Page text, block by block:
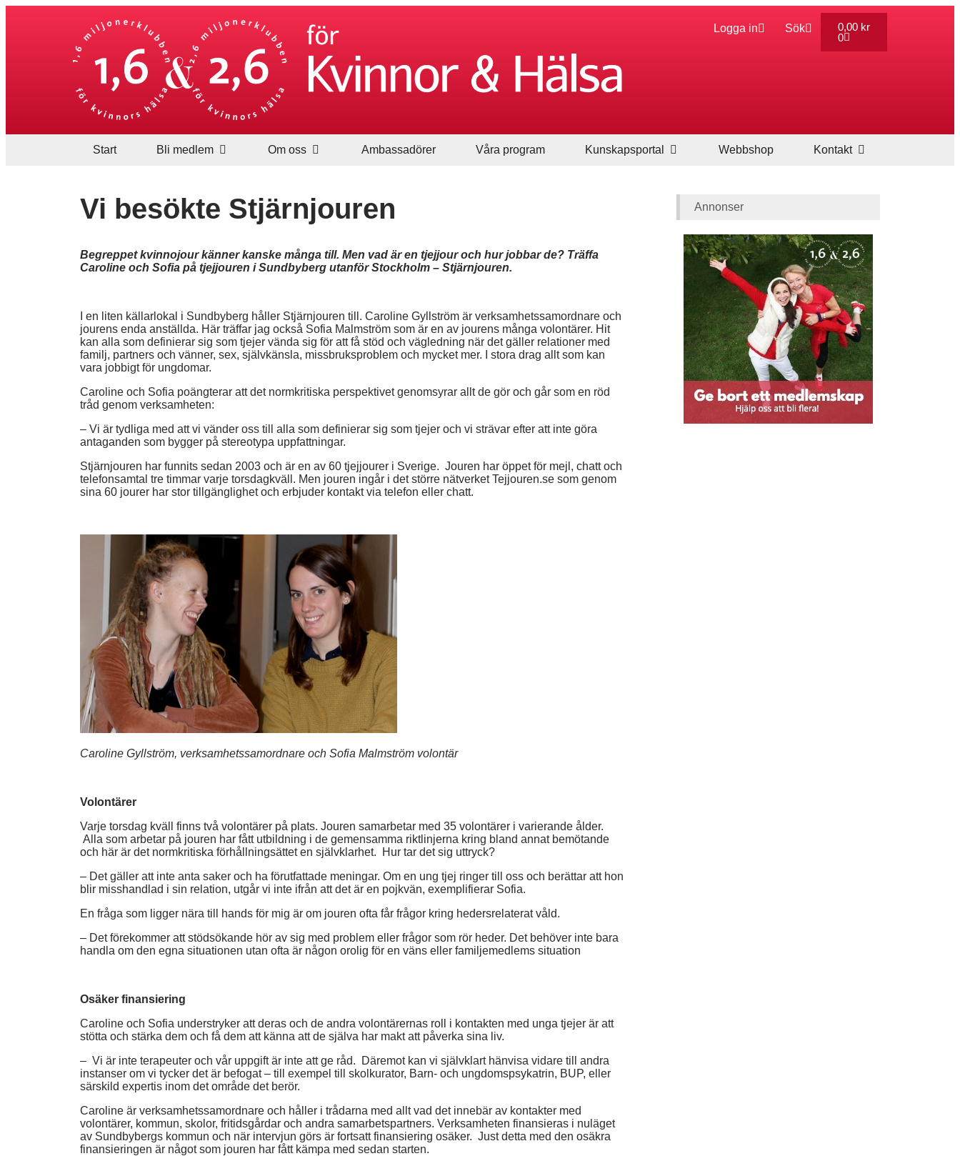
Logga in Sök 0,00 kr
0
Start Bli medlem Om oss Ambassadörer Våra program Kunskapsportal Webbshop Kontakt
Vi besökte Stjärnjouren
Begreppet kvinnojour känner kanske många till. Men vad är en tjejjour och hur jobbar de? Träffa
Caroline och Sofia på tjejjouren i Sundbyberg utanför Stockholm – Stjärnjouren.
I en liten källarlokal i Sundbyberg håller Stjärnjouren till. Caroline Gyllström är verksamhetssamordnare och
jourens enda anställda. Här träffar jag också Sofia Malmström som är en av jourens många volontärer. Hit
kan alla som definierar sig som tjejer vända sig för att få stöd och vägledning när det gäller relationer med
familj, partners och vänner, sex, självkänsla, missbruksproblem och mycket mer. I stora drag allt som kan
vara jobbigt för ungdomar.
Caroline och Sofia poängterar att det normkritiska perspektivet genomsyrar allt de gör och går som en röd
tråd genom verksamheten:
– Vi är tydliga med att vi vänder oss till alla som definierar sig som tjejer och vi strävar efter att inte göra
antaganden som bygger på stereotypa uppfattningar.
Stjärnjouren har funnits sedan 2003 och är en av 60 tjejjourer i Sverige. Jouren har öppet för mejl, chatt och
telefonsamtal tre timmar varje torsdagkväll. Men jouren ingår i det större nätverket Tejjouren.se som genom
sina 60 jourer har stor tillgänglighet och erbjuder kontakt via telefon eller chatt.
Caroline Gyllström, verksamhetssamordnare och Sofia Malmström volontär
Volontärer
Varje torsdag kväll finns två volontärer på plats. Jouren samarbetar med 35 volontärer i varierande ålder.
Alla som arbetar på jouren har fått utbildning i de gemensamma riktlinjerna kring bland annat bemötande
och här är det normkritiska förhållningsättet en självklarhet. Hur tar det sig uttryck?
– Det gäller att inte anta saker och ha förutfattade meningar. Om en ung tjej ringer till oss och berättar att hon
blir misshandlad i sin relation, utgår vi inte ifrån att det är en pojkvän, exemplifierar Sofia.
En fråga som ligger nära till hands för mig är om jouren ofta får frågor kring hedersrelaterat våld.
– Det förekommer att stödsökande hör av sig med problem eller frågor som rör heder. Det behöver inte bara
handla om den egna situationen utan ofta är någon orolig för en väns eller familjemedlems situation
Osäker finansiering
Caroline och Sofia understryker att deras och de andra volontärernas roll i kontakten med unga tjejer är att
stötta och stärka dem och få dem att känna att de själva har makt att påverka sina liv.
– Vi är inte terapeuter och vår uppgift är inte att ge råd. Däremot kan vi självklart hänvisa vidare till andra
instanser om vi tycker det är befogat – till exempel till skolkurator, Barn- och ungdomspsykatrin, BUP, eller
särskild expertis inom det område det berör.
Caroline är verksamhetssamordnare och håller i trådarna med allt vad det innebär av kontakter med
volontärer, kommun, skolor, fritidsgårdar och andra samarbetspartners. Verksamheten finansieras i nuläget
av Sundbybergs kommun och när intervjun görs är fortsatt finansiering osäker. Just detta med den osäkra
finansieringen är något som jouren har fått kämpa med sedan starten.
Annonser